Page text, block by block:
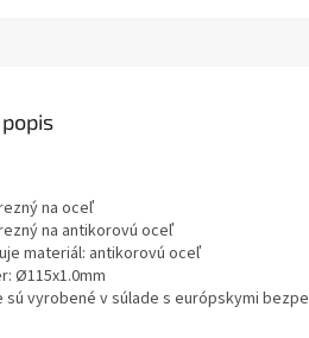
na oceľ
na antikorovú oceľ
materiál: antikorovú oceľ
Ø115x1.0mm
sú vyrobené v súlade s európskymi